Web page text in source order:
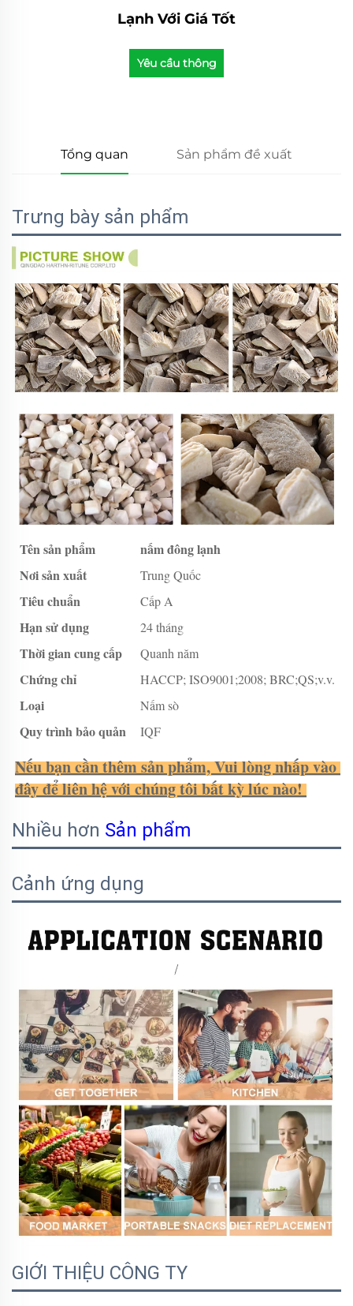
Lạnh Với Giá Tốt
Yêu cầu thông
Tổng quan Sản phẩm đề xuất
Trưng bày sản phẩm
Tên sản phẩm
nấm đông lạnh
Nơi sản xuất
Trung Quốc
Tiêu chuẩn Cấp A
Hạn sử dụng 24 tháng
Thời gian cung cấp Quanh năm
Chứng chỉ HACCP; ISO9001;2008; BRC;QS;v.v.
Loại Nấm sò
Quy trình bảo quản IQF
Nếu bạn cần thêm sản phẩm, Vui lòng nhấp vào
đây để liên hệ với chúng tôi bất kỳ lúc nào!
Nhiều hơn Sản phẩm
Cảnh ứng dụng
GIỚI THIỆU CÔNG TY